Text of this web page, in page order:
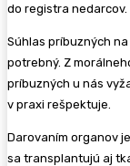
do registra nedarcov.
Súhlas príbuzných
potrebný. Z
príbuzných u nás
v praxi rešpektuje.
Darovaním organov
sa transplantujú aj